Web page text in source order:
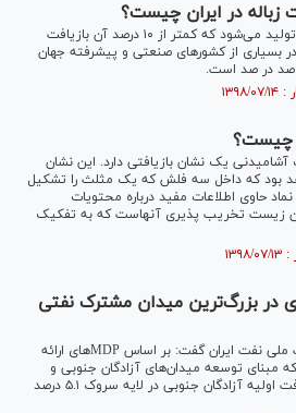
زباله در ایران چیست؟
در ایران روزی ۵۰ هزار تن زباله تولید می‌شود که کمتر از ۱۰ درصد آن بازیافت
بسیاری از کشور‌های صنعتی و پیشرفته جهان
صد در صد است.
چیست؟
یک نشان بازیافتی دارد. این نشان
بود که داخل سه فلش که یک مثلث را تشکیل
حاوی اطلاعات مفید درباره محتویات
زیست تخریب پذیری آنهاست که به تفکیک
۵ درصدی در بزرگ‌ترین میدان مشترک نفتی
مدیر برنامه‌ریزی تلفیقی شرکت ملی نفت ایران گفت: بر اساس MDP‌های ارائه
مبنای توسعه میدان‌های آزادگان جنوبی و
شمالی قرار گرفت، ضریب بازیافت اولیه آزادگان جنوبی در لایه سروک ۵.۱ درصد